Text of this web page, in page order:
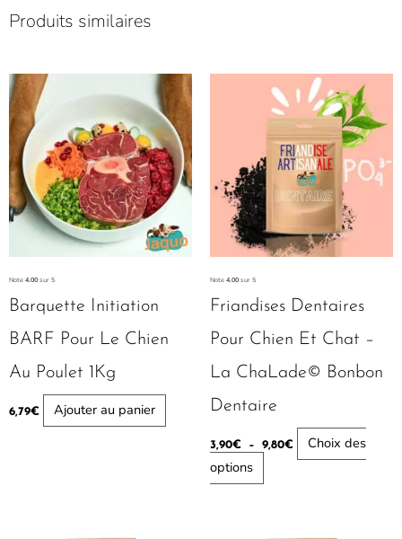
Produits similaires
Note 4.00 sur 5
Barquette Initiation
BARF Pour Le Chien
Au Poulet 1Kg
6,79€ Ajouter au panier
Note 4.00 sur 5
Friandises Dentaires
Pour Chien Et Chat –
La ChaLade© Bonbon
Dentaire
3,90€ – 9,80€
Plage
prix :
3,90€
à
9,80€
Choix des
options
Ce
produit
a
plusieurs
variations.
Les
options
peuvent
choisies
sur
page
du
produit